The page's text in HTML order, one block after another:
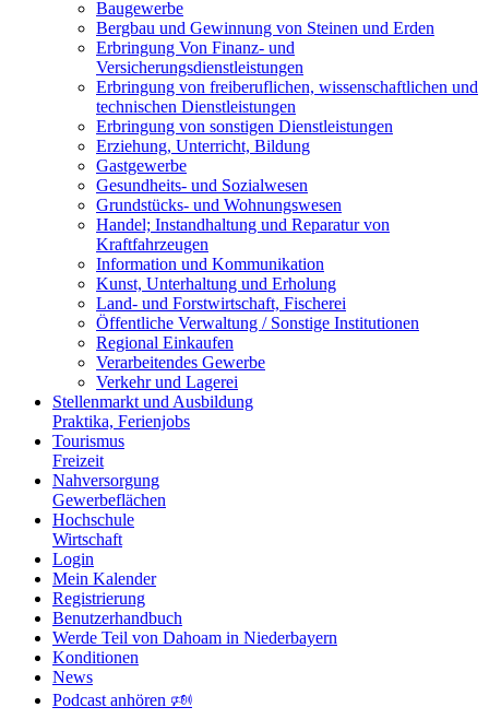
Baugewerbe
Bergbau und Gewinnung von Steinen und Erden
Erbringung Von Finanz- und
Versicherungsdienstleistungen
Erbringung von freiberuflichen, wissenschaftlichen und
technischen Dienstleistungen
Erbringung von sonstigen Dienstleistungen
Erziehung, Unterricht, Bildung
Gastgewerbe
Gesundheits- und Sozialwesen
Grundstücks- und Wohnungswesen
Handel; Instandhaltung und Reparatur von
Kraftfahrzeugen
Information und Kommunikation
Kunst, Unterhaltung und Erholung
Land- und Forstwirtschaft, Fischerei
Öffentliche Verwaltung / Sonstige Institutionen
Regional Einkaufen
Verarbeitendes Gewerbe
Verkehr und Lagerei
Stellenmarkt und Ausbildung
Praktika, Ferienjobs
Tourismus
Freizeit
Nahversorgung
Gewerbeflächen
Hochschule
Wirtschaft
Login
Mein Kalender
Registrierung
Benutzerhandbuch
Werde Teil von Dahoam in Niederbayern
Konditionen
News
Podcast anhören 🕬